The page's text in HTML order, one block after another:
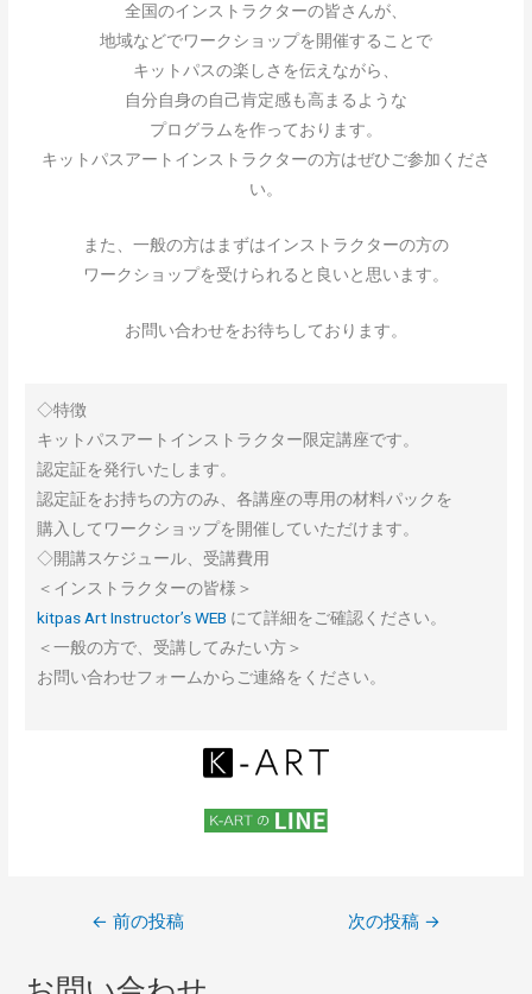
全国のインストラクターの皆さんが、
地域などでワークショップを開催することで
キットパスの楽しさを伝えながら、
自分自身の自己肯定感も高まるような
プログラムを作っております。
キットパスアートインストラクターの方はぜひご参加くださ
い。
また、一般の方はまずはインストラクターの方の
ワークショップを受けられると良いと思います。
お問い合わせをお待ちしております。
◇特徴
キットパスアートインストラクター限定講座です。
認定証を発行いたします。
認定証をお持ちの方のみ、各講座の専用の材料パックを
購入してワークショップを開催していただけます。
◇開講スケジュール、受講費用
＜インストラクターの皆様＞
kitpas Art Instructor’s WEB にて詳細をご確認くださ い。
＜一般の方で、受講してみたい方＞
お問い合わせフォームからご連絡をください。
← 前の投稿 次の投稿 →